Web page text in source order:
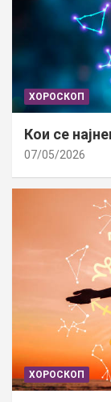
ХОРОСКОП
Кои се
07/05/2026
ХОРОСКОП